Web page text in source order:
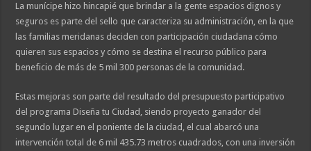
La munícipe hizo hincapié que brindar a la gente espacios dignos y
seguros es parte del sello que caracteriza su administración, en la que
las familias meridanas deciden con participación ciudadana cómo
quieren sus espacios y cómo se destina el recurso público para
beneficio de más de 5 mil 300 personas de la comunidad.
Estas mejoras son parte del resultado del presupuesto participativo
del programa Diseña tu Ciudad, siendo proyecto ganador del
segundo lugar en el poniente de la ciudad, el cual abarcó una
intervención total de 6 mil 435.73 metros cuadrados, con una inversión